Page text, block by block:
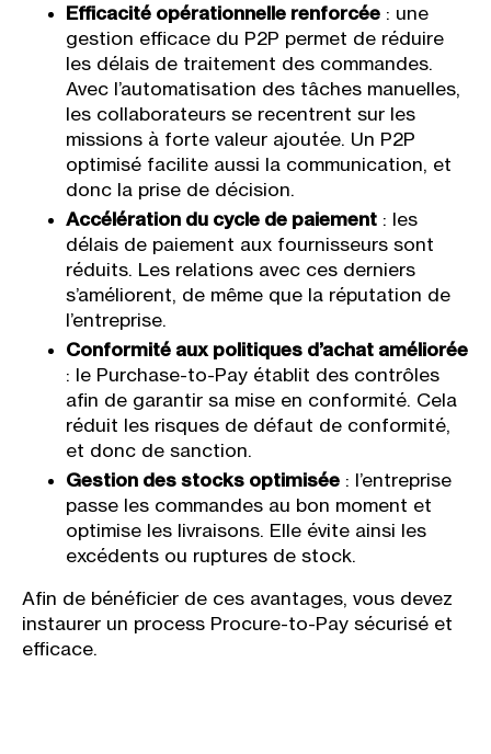
Efficacité opérationnelle renforcée : une
gestion efficace du P2P permet de réduire
les délais de traitement des commandes.
Avec l’automatisation des tâches manuelles,
les collaborateurs se recentrent sur les
missions à forte valeur ajoutée. Un P2P
optimisé facilite aussi la communication, et
donc la prise de décision.
Accélération du cycle de paiement : les
délais de paiement aux fournisseurs sont
réduits. Les relations avec ces derniers
s’améliorent, de même que la réputation de
l’entreprise.
Conformité aux politiques d’achat améliorée
: le Purchase-to-Pay établit des contrôles
afin de garantir sa mise en conformité. Cela
réduit les risques de défaut de conformité,
et donc de sanction.
Gestion des stocks optimisée : l’entreprise
passe les commandes au bon moment et
optimise les livraisons. Elle évite ainsi les
excédents ou ruptures de stock.
Afin de bénéficier de ces avantages, vous devez
instaurer un process Procure-to-Pay sécurisé et
efficace.